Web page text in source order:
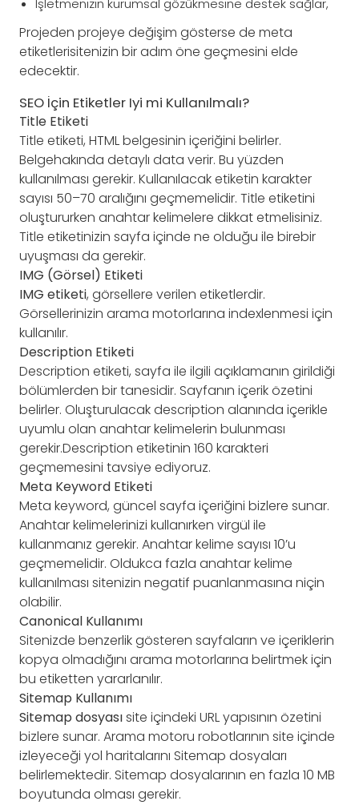
İşletmenizin kurumsal gözükmesine destek sağlar,
Projeden projeye değişim gösterse de meta
etiketlerisitenizin bir adım öne geçmesini elde
edecektir.
SEO İçin Etiketler Iyi mi Kullanılmalı?
Title Etiketi
Title etiketi, HTML belgesinin içeriğini belirler.
Belgehakında detaylı data verir. Bu yüzden
kullanılması gerekir. Kullanılacak etiketin karakter
sayısı 50–70 aralığını geçmemelidir. Title etiketini
oluştururken anahtar kelimelere dikkat etmelisiniz.
Title etiketinizin sayfa içinde ne olduğu ile birebir
uyuşması da gerekir.
IMG (Görsel) Etiketi
IMG etiketi, görsellere verilen etiketlerdir.
Görsellerinizin arama motorlarına indexlenmesi için
kullanılır.
Description Etiketi
Description etiketi, sayfa ile ilgili açıklamanın girildiği
bölümlerden bir tanesidir. Sayfanın içerik özetini
belirler. Oluşturulacak description alanında içerikle
uyumlu olan anahtar kelimelerin bulunması
gerekir.Description etiketinin 160 karakteri
geçmemesini tavsiye ediyoruz.
Meta Keyword Etiketi
Meta keyword, güncel sayfa içeriğini bizlere sunar.
Anahtar kelimelerinizi kullanırken virgül ile
kullanmanız gerekir. Anahtar kelime sayısı 10’u
geçmemelidir. Oldukca fazla anahtar kelime
kullanılması sitenizin negatif puanlanmasına niçin
olabilir.
Canonical Kullanımı
Sitenizde benzerlik gösteren sayfaların ve içeriklerin
kopya olmadığını arama motorlarına belirtmek için
bu etiketten yararlanılır.
Sitemap Kullanımı
Sitemap dosyasısite içindeki URL yapısının özetini
bizlere sunar. Arama motoru robotlarının site içinde
izleyeceği yol haritalarını Sitemap dosyaları
belirlemektedir. Sitemap dosyalarının en fazla 10 MB
boyutunda olması gerekir.